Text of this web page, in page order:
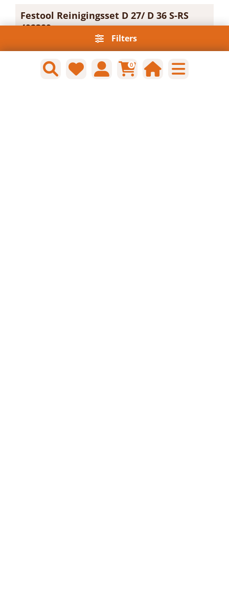
0
Filters
Festool Reinigingsset D 27/ D 36 S-RS
492389
Artikelnummer: 1716437
Voorraad: 1 Op voorraad
Gtin: 4014549402405
€ 103,15 incl. BTW